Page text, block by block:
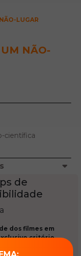
LUGAR
NÃO-
científica
de
dos filmes em
critério